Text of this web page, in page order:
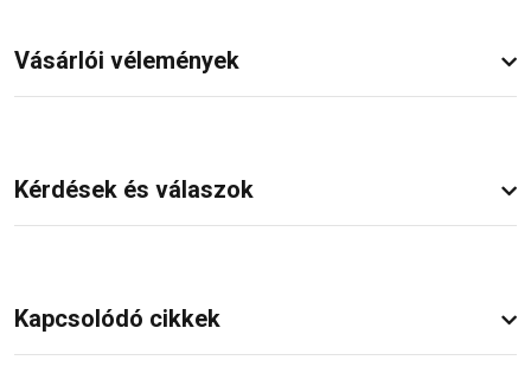
Vásárlói vélemények
Kérdések és válaszok
Kapcsolódó cikkek